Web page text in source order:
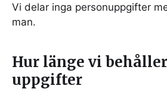
Vi delar inga personuppgifter
man.
Hur länge vi
uppgifter